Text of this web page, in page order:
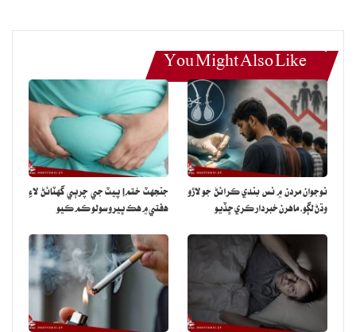
You Might Also Like
نوجوان مردن ۾ نس بندي ڪرائڻ جو لاڙو
وڌڻ لڳو، ماهرن خبردار ڪري ڇڏيو
جنجهٽ ختم! پيٽ جي چرٻي گهٽائڻ لاءِ
هفتي ۾ هڪ ڀيرو سولو ڪم ڪيو